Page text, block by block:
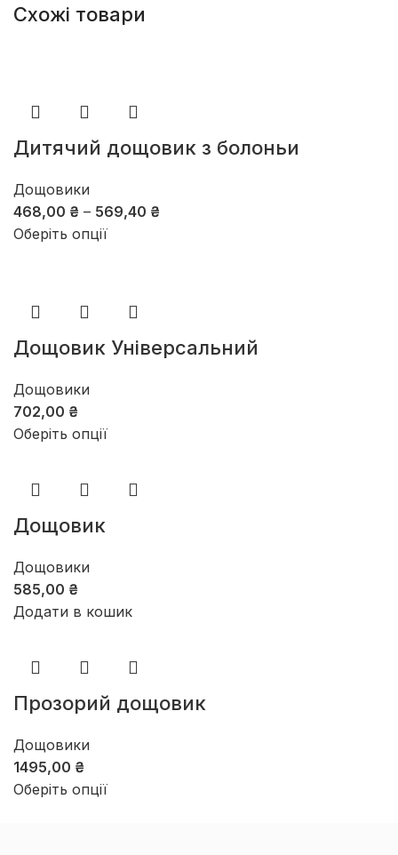
Схожі товари
Дитячий дощовик з болоньи
Дощовики
468,00 ₴ – 569,40 ₴
Оберіть опції
Дощовик Універсальний
Дощовики
702,00 ₴
Оберіть опції
Дощовик
Дощовики
585,00 ₴
Додати в кошик
Прозорий дощовик
Дощовики
1495,00 ₴
Оберіть опції